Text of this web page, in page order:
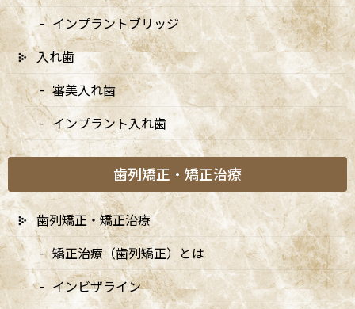
2024/10/16
MVF_pc-05
インプラントブリッジ
入れ歯
審美入れ歯
インプラント入れ歯
歯列矯正・矯正治療
歯列矯正・矯正治療
矯正治療（歯列矯正）とは
インビザライン